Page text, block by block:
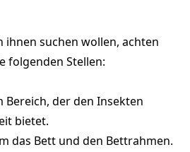
ihnen suchen wollen, achten
folgenden Stellen:
Bereich, der den Insekten
bietet.
das Bett und den Bettrahmen.